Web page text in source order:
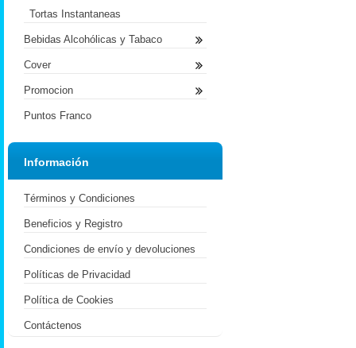
Tortas Instantaneas
Bebidas Alcohólicas y Tabaco
Cover
Promocion
Puntos Franco
Información
Términos y Condiciones
Beneficios y Registro
Condiciones de envío y devoluciones
Políticas de Privacidad
Política de Cookies
Contáctenos